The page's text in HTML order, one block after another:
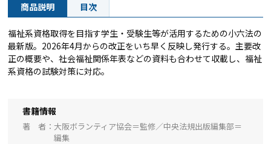
商品説明 目次
福祉系資格取得を目指す学生・受験生等が活用するための小六法の
最新版。2026年4月からの改正をいち早く反映し発行する。主要改
正の概要や、社会福祉関係年表などの資料も合わせて収載し、福祉
系資格の試験対策に対応。
書籍情報
著 者
大阪ボランティア協会＝監修／中央法規出版編集部＝
編集